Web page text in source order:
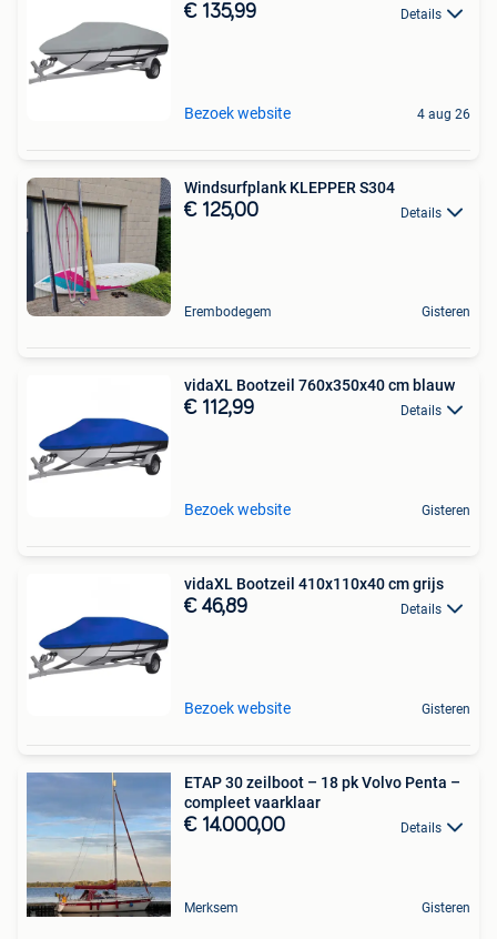
€ 135,99 Details
Bezoek website 4 aug 26
Windsurfplank KLEPPER S304
€ 125,00 Details
Erembodegem Gisteren
vidaXL Bootzeil 760x350x40 cm blauw
€ 112,99 Details
Bezoek website Gisteren
vidaXL Bootzeil 410x110x40 cm grijs
€ 46,89 Details
Bezoek website Gisteren
ETAP 30 zeilboot – 18 pk Volvo Penta –
compleet vaarklaar
€ 14.000,00 Details
Merksem Gisteren